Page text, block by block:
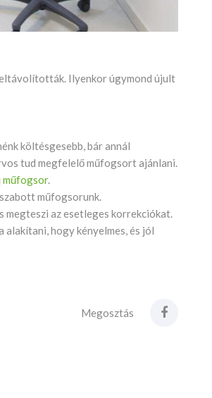
Ilyenkor úgymond újult
költésgesebb, bár annál
tud megfelelő műfogsort ajánlani.
műfogsor.
műfogsorunk.
megteszi az esetleges korrekciókat.
hogy kényelmes, és jól
Megosztás